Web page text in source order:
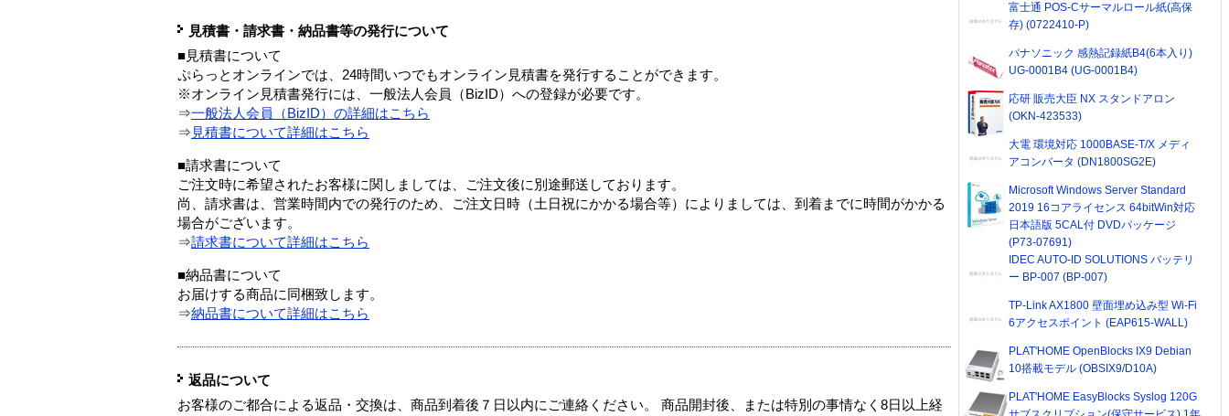
見積書・請求書・納品書等の発行について
■見積書について
ぷらっとオンラインでは、24時間いつでもオンライン見積書を発行することができます。
※オンライン見積書発行には、一般法人会員（BizID）への登録が必要です。
⇒一般法人会員（BizID）の詳細はこちら
⇒ 見積書について詳細はこちら
■請求書について
ご注文時に希望されたお客様に関しましては、ご注文後に別途郵送しております。
尚、請求書は、営業時間内での発行のため、ご注文日時（土日祝にかかる場合等）によりましては、到着までに時間がかかる
場合がございます。
⇒請求書について詳細はこちら
■納品書について
お届けする商品に同梱致します。
⇒納品書について詳細はこちら
返品について
お客様のご都合による返品・交換は、商品到着後７日以内にご連絡ください。 商品開封後、または特別の事情なく8日以上経
富士通 POS-Cサーマルロール紙(高保
存) (0722410-P)
パナソニック 感熱記録紙B4(6本入り)
UG-0001B4 (UG-0001B4)
応研 販売大臣 NX スタンドアロン
(OKN-423533)
大電 環境対応 1000BASE-T/X メディ
アコンバータ (DN1800SG2E)
Microsoft Windows Server Standard
2019 16コアライセンス 64bitWin対応
日本語版 5CAL付 DVDパッケージ
(P73-07691)
IDEC AUTO-ID SOLUTIONS バッテリ
ー BP-007 (BP-007)
TP-Link AX1800 壁面埋め込み型 Wi-Fi
6アクセスポイント (EAP615-WALL)
PLAT'HOME OpenBlocks IX9 Debian
10搭載モデル (OBSIX9/D10A)
PLAT'HOME EasyBlocks Syslog 120G